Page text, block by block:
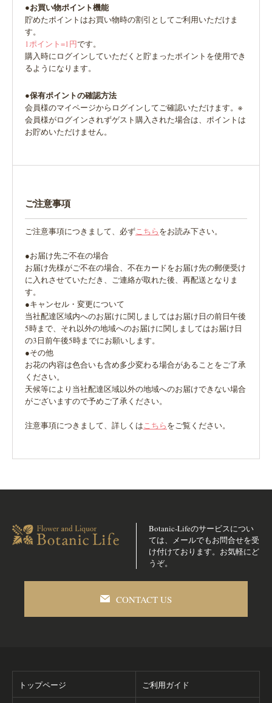
●お買い物ポイント機能
貯めたポイントはお買い物時の割引としてご利用いただけま
す。
1ポイント=1円です。
購入時にログインしていただくと貯まったポイントを使用でき
るようになります。
●保有ポイントの確認方法
会員様のマイページからログインしてご確認いただけます。※
会員様がログインされずゲスト購入された場合は、ポイントは
お貯めいただけません。
ご注意事項
ご注意事項につきまして、必ずこちらをお読み下さい。
●お届け先ご不在の場合
お届け先様がご不在の場合、不在カードをお届け先の郵便受け
に入れさせていただき、ご連絡が取れた後、再配送となりま
す。
●キャンセル・変更について
当社配達区域内へのお届けに関しましてはお届け日の前日午後
5時まで、それ以外の地域へのお届けに関しましてはお届け日
の3日前午後5時までにお願いします。
●その他
お花の内容は色合いも含め多少変わる場合があることをご了承
ください。
天候等により当社配達区域以外の地域へのお届けできない場合
がございますので予めご了承ください。
注意事項につきまして、詳しくはこちらをご覧ください。
Botanic-Lifeのサービスについ
ては、メールでもお問合せを受
け付けております。お気軽にど
うぞ。
CONTACT US
トップページ ご利用ガイド